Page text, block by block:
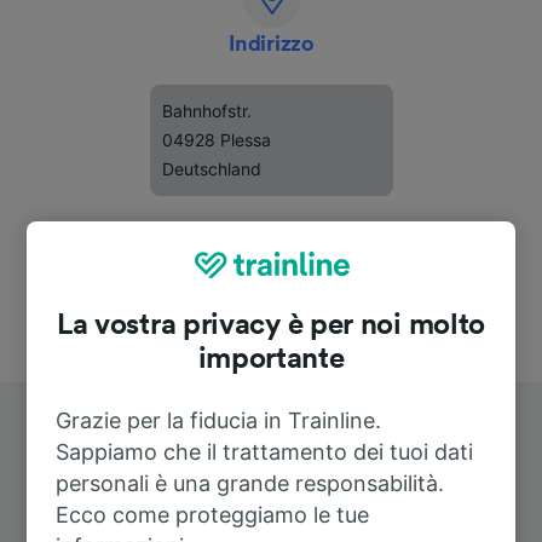
Indirizzo
Bahnhofstr.
04928 Plessa
Deutschland
La vostra privacy è per noi molto
importante
Grazie per la fiducia in Trainline.
Sappiamo che il trattamento dei tuoi dati
personali è una grande responsabilità.
Ecco come proteggiamo le tue